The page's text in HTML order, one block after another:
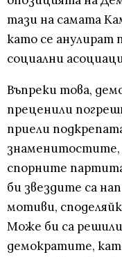
тази на самата
като се анулират
социални
Въпреки това,
преценили
приели
знаменитостите,
спорните
би звездите са
мотиви,
Може би са
демократите,